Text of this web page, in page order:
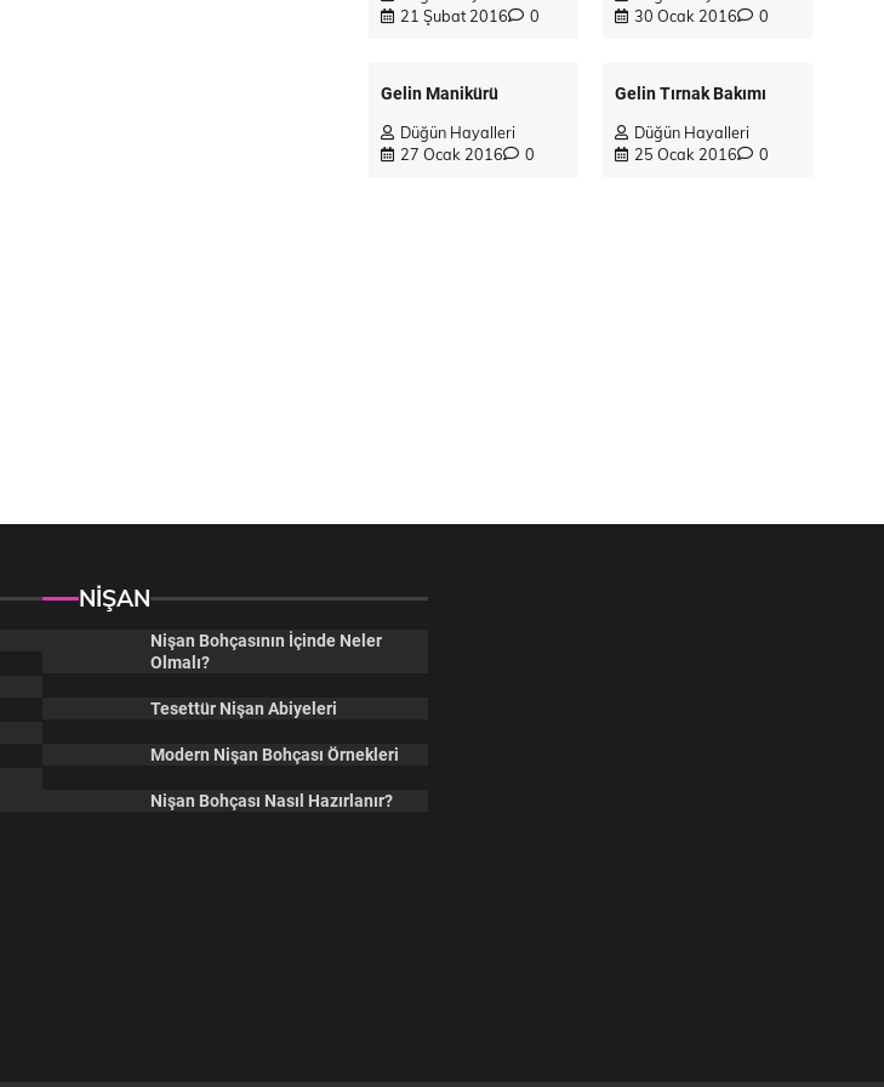
21 Şubat 2016
0
30 Ocak 2016
0
Gelin Manikürü
Düğün Hayalleri
27 Ocak 2016
0
Gelin Tırnak Bakımı
Düğün Hayalleri
25 Ocak 2016
0
NİŞAN
Nişan Bohçasının İçinde Neler
Olmalı?
Tesettür Nişan Abiyeleri
Modern Nişan Bohçası Örnekleri
Nişan Bohçası Nasıl Hazırlanır?